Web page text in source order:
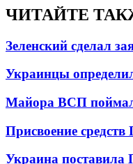
ЧИТАЙТЕ
Зеленский сделал
Украинцы
Майора ВСП
Присвоение
Украина